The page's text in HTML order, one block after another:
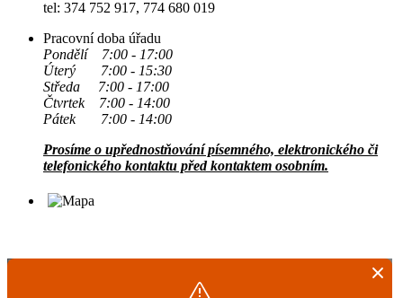
tel: 374 752 917, 774 680 019
Pracovní doba úřadu
Pondělí 7:00 - 17:00
Úterý 7:00 - 15:30
Středa 7:00 - 17:00
Čtvrtek 7:00 - 14:00
Pátek 7:00 - 14:00
Prosíme o upřednostňování písemného, elektronického či
telefonického kontaktu před kontaktem osobním.